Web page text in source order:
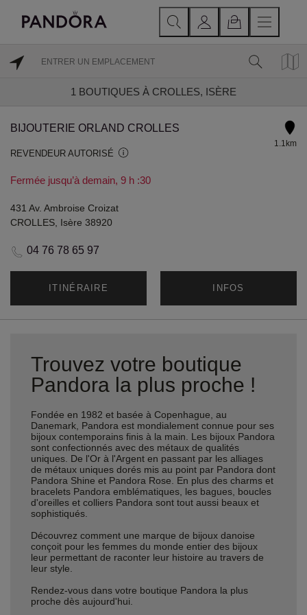
1 BOUTIQUES À CROLLES, ISÈRE
BIJOUTERIE ORLAND CROLLES
REVENDEUR AUTORISÉ
Fermée jusqu’à demain, 9 h :30
1.1km
431 Av. Ambroise Croizat
CROLLES, Isère 38920
04 76 78 65 97
ITINÉRAIRE INFOS
Trouvez votre boutique
Pandora la plus proche !
Fondée en 1982 et basée à Copenhague, au
Danemark, Pandora est mondialement connue pour ses
bijoux contemporains finis à la main. Les bijoux Pandora
sont confectionnés avec des métaux de qualités
uniques. De l'Or à l'Argent en passant par les alliages
de métaux uniques dorés mis au point par Pandora dont
Pandora Shine et Pandora Rose. En plus des charms et
bracelets Pandora emblématiques, les bagues, boucles
d'oreilles et colliers Pandora sont tout aussi beaux et
sophistiqués.
Découvrez comment une marque de bijoux danoise
conçoit pour les femmes du monde entier des bijoux
leur permettant de raconter leur histoire au travers de
leur style.
Rendez-vous dans votre boutique Pandora la plus
proche dès aujourd'hui.